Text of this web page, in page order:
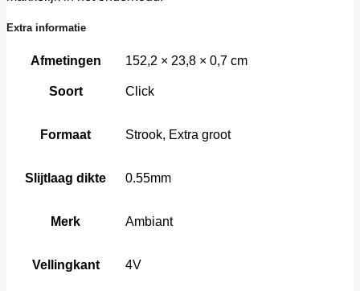
Extra informatie
Afmetingen 152,2 × 23,8 × 0,7 cm
Soort Click
Formaat Strook, Extra groot
Slijtlaag dikte 0.55mm
Merk Ambiant
Vellingkant 4V